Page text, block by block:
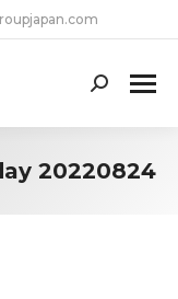
Search:
20220824